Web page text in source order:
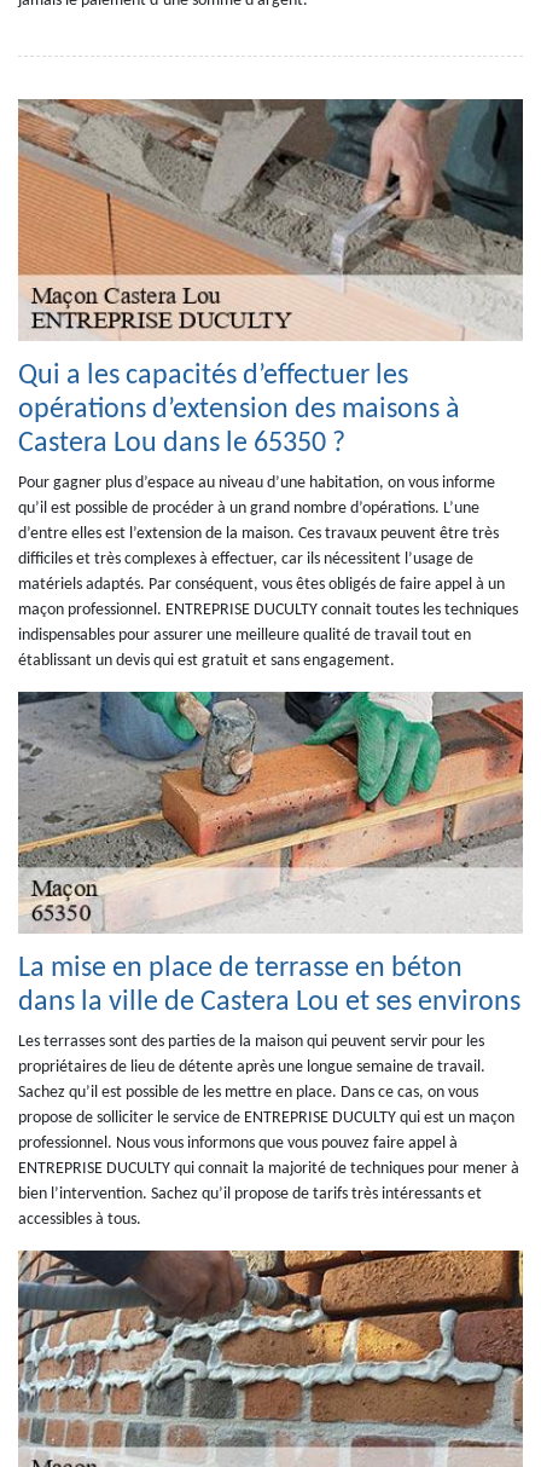
Qui a les capacités d’effectuer les
opérations d’extension des maisons à
Castera Lou dans le 65350 ?
Pour gagner plus d’espace au niveau d’une habitation, on vous informe
qu’il est possible de procéder à un grand nombre d’opérations. L’une
d’entre elles est l’extension de la maison. Ces travaux peuvent être très
difficiles et très complexes à effectuer, car ils nécessitent l’usage de
matériels adaptés. Par conséquent, vous êtes obligés de faire appel à un
maçon professionnel. ENTREPRISE DUCULTY connait toutes les techniques
indispensables pour assurer une meilleure qualité de travail tout en
établissant un devis qui est gratuit et sans engagement.
La mise en place de terrasse en béton
dans la ville de Castera Lou et ses environs
Les terrasses sont des parties de la maison qui peuvent servir pour les
propriétaires de lieu de détente après une longue semaine de travail.
Sachez qu’il est possible de les mettre en place. Dans ce cas, on vous
propose de solliciter le service de ENTREPRISE DUCULTY qui est un maçon
professionnel. Nous vous informons que vous pouvez faire appel à
ENTREPRISE DUCULTY qui connait la majorité de techniques pour mener à
bien l’intervention. Sachez qu’il propose de tarifs très intéressants et
accessibles à tous.